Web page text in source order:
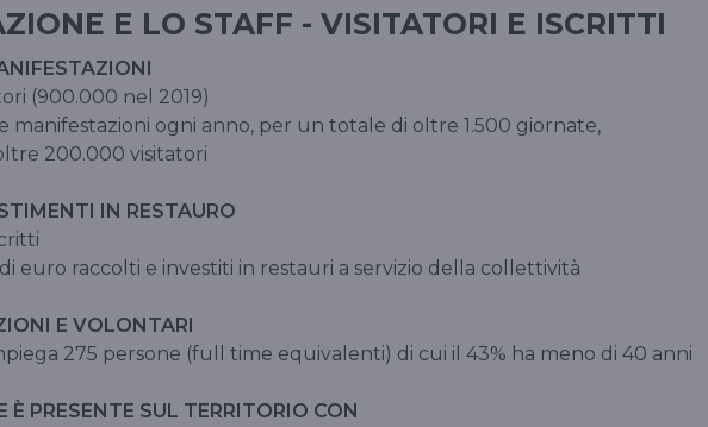
E LO STAFF - VISITATORI E ISCRITTI
(900.000 nel 2019)
manifestazioni ogni anno, per un totale di oltre 1.500 giornate,
200.000 visitatori
IN RESTAURO
di euro raccolti e investiti in restauri a servizio della collettività
E VOLONTARI
275 persone (full time equivalenti) di cui il 43% ha meno di 40 anni
È PRESENTE SUL TERRITORIO CON